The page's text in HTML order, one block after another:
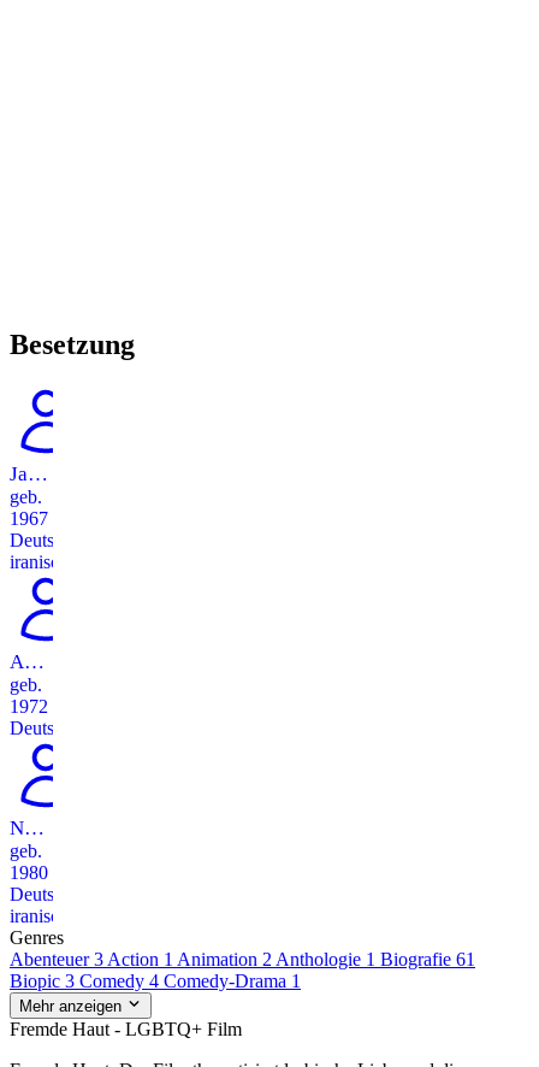
Besetzung
Jasmin Tabatabai
geb.
1967
Deutsch-
iranisch
Anneke Kim Sarnau
geb.
1972
Deutsch
Navíd Akhavan
geb.
1980
Deutsch-
iranisch
Genres
Abenteuer 3 Action 1 Animation 2 Anthologie 1 Biografie 61
Biopic 3 Comedy 4 Comedy-Drama 1
Mehr anzeigen
Fremde Haut - LGBTQ+ Film